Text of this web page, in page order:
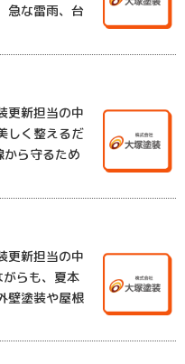
急な雷雨、台
更新担当の中
しく整えるだ
ら守るため
更新担当の中
らも、夏本
壁塗装や屋根